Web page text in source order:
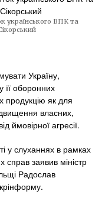
українського ВПК та
Україну,
її оборонних
продукцію як для
власних,
ймовірної агресії.
у слуханнях в рамках
справ заявив міністр
Радослав